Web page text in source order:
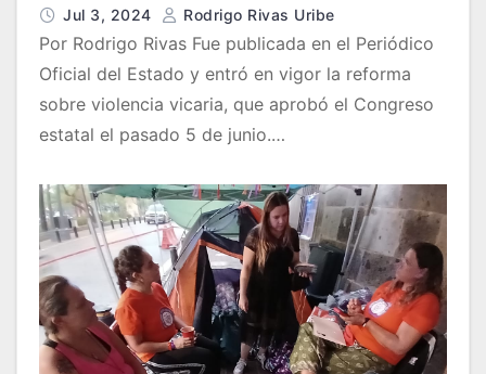
Jul 3, 2024 Rodrigo Rivas Uribe
Por Rodrigo Rivas Fue publicada en el Periódico
Oficial del Estado y entró en vigor la reforma
sobre violencia vicaria, que aprobó el Congreso
estatal el pasado 5 de junio.…